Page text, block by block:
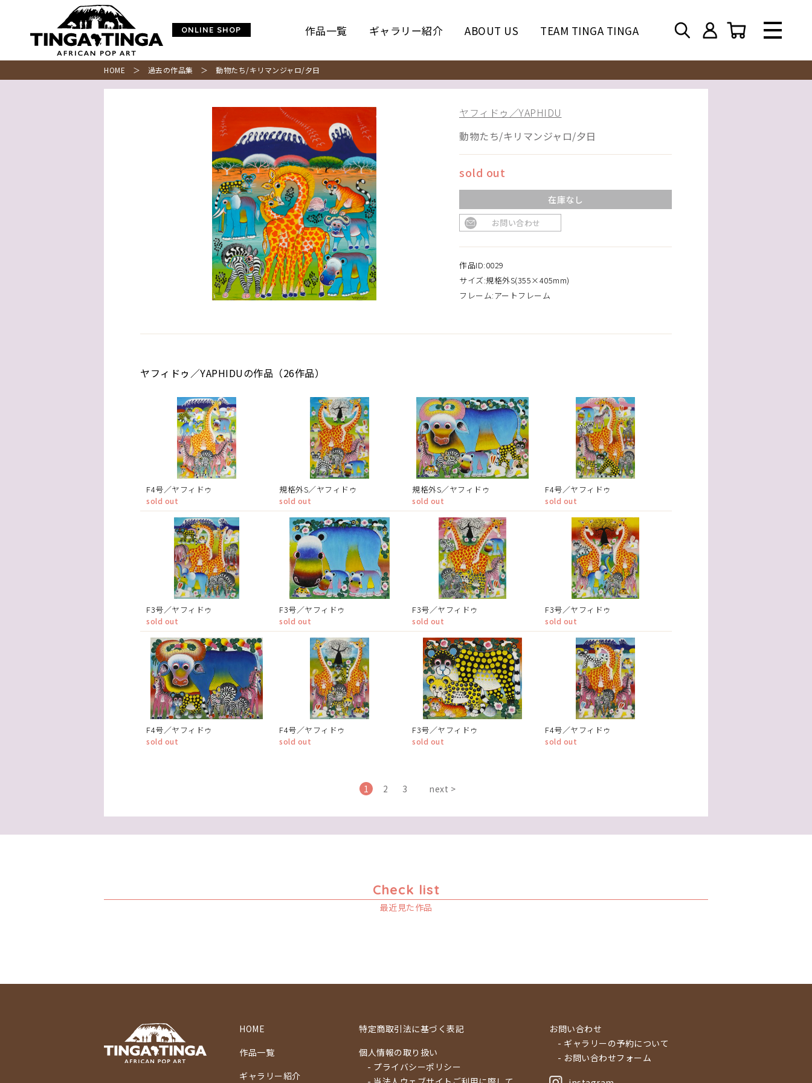
ONLINE SHOP 作品一覧 ギャラリー紹介 ABOUT US TEAM TINGA TINGA
HOME ＞ 過去の作品集 ＞ 動物たち/キリマンジャロ/夕日
ヤフィドゥ／YAPHIDU
動物たち/キリマンジャロ/夕日
sold out
在庫なし
お問い合わせ
作品ID:0029
サイズ:規格外S(355×405mm)
フレーム:アートフレーム
ヤフィドゥ／YAPHIDUの作品（26作品）
F4号／ヤフィドゥ
sold out
規格外S／ヤフィドゥ
sold out
規格外S／ヤフィドゥ
sold out
F4号／ヤフィドゥ
sold out
F3号／ヤフィドゥ
sold out
F3号／ヤフィドゥ
sold out
F3号／ヤフィドゥ
sold out
F3号／ヤフィドゥ
sold out
F4号／ヤフィドゥ
sold out
F4号／ヤフィドゥ
sold out
F3号／ヤフィドゥ
sold out
F4号／ヤフィドゥ
sold out
1 2 3 next >
Check list
最近見た作品
HOME
作品一覧
ギャラリー紹介
特定商取引法に基づく表記
個人情報の取り扱い
- プライバシーポリシー
お問い合わせ
- ギャラリーの予約について
- お問い合わせフォーム